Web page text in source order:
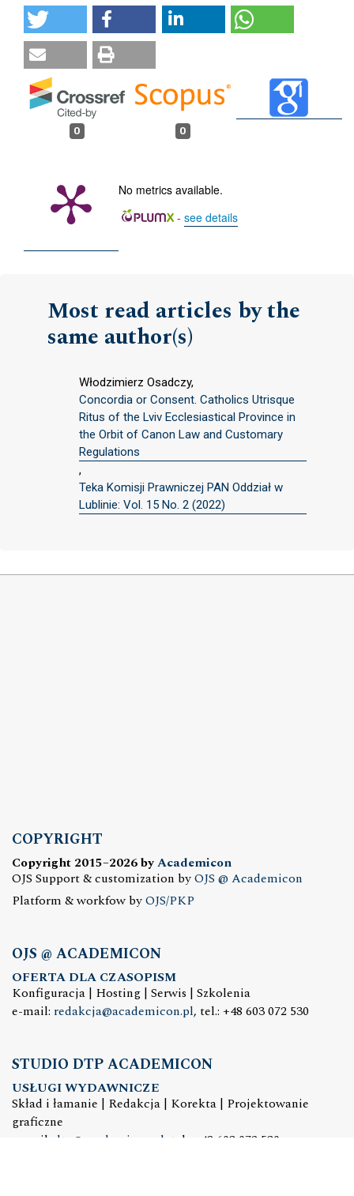
0 0
No metrics available.
- see details
Most read articles by the
same author(s)
Włodzimierz Osadczy,
Concordia or Consent. Catholics Utrisque
Ritus of the Lviv Ecclesiastical Province in
the Orbit of Canon Law and Customary
Regulations
,
Teka Komisji Prawniczej PAN Oddział w
Lublinie: Vol. 15 No. 2 (2022)
COPYRIGHT
Copyright 2015–2026 byAcademicon
OJS Support & customization byOJS @ Academicon
Platform & workfow byOJS/PKP
OJS @ ACADEMICON
OFERTA DLA CZASOPISM
Konfiguracja | Hosting | Serwis | Szkolenia
e-mail: redakcja@academicon.pl, tel.: +48 603 072 530
STUDIO DTP ACADEMICON
USŁUGI WYDAWNICZE
Skład i łamanie | Redakcja | Korekta | Projektowanie
graficzne
e-mail: dtp@academicon.pl , tel.: +48 603 072 530